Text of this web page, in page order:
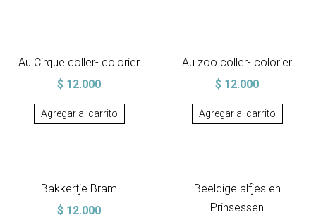
Au Cirque coller- colorier
$ 12.000
Agregar al carrito
Au zoo coller- colorier
$ 12.000
Agregar al carrito
Bakkertje Bram
$ 12.000
Beeldige alfjes en
Prinsessen